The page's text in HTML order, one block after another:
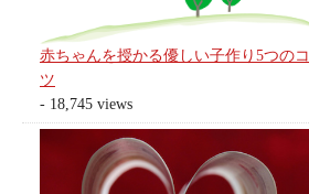
赤ちゃんを授かる優しい子作り5つのコ
ツ
- 18,745 views